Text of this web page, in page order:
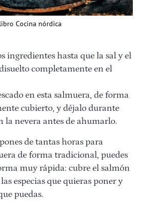
Cocina nórdica
ingredientes hasta que la sal y el
completamente en el
en esta salmuera, de forma
cubierto, y déjalo durante
la nevera antes de ahumarlo.
de tantas horas para
de forma tradicional, puedes
muy rápida: cubre el salmón
especias que quieras poner y
puedas.